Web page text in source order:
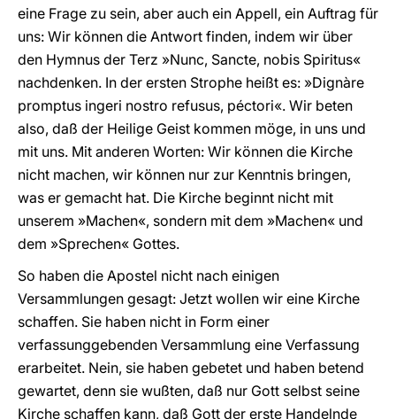
eine Frage zu sein, aber auch ein Appell, ein Auftrag für
uns: Wir können die Antwort finden, indem wir über
den Hymnus der Terz »Nunc, Sancte, nobis Spiritus«
nachdenken. In der ersten Strophe heißt es: »Dignàre
promptus ingeri nostro refusus, péctori«. Wir beten
also, daß der Heilige Geist kommen möge, in uns und
mit uns. Mit anderen Worten: Wir können die Kirche
nicht machen, wir können nur zur Kenntnis bringen,
was er gemacht hat. Die Kirche beginnt nicht mit
unserem »Machen«, sondern mit dem »Machen« und
dem »Sprechen« Gottes.
So haben die Apostel nicht nach einigen
Versammlungen gesagt: Jetzt wollen wir eine Kirche
schaffen. Sie haben nicht in Form einer
verfassunggebenden Versammlung eine Verfassung
erarbeitet. Nein, sie haben gebetet und haben betend
gewartet, denn sie wußten, daß nur Gott selbst seine
Kirche schaffen kann, daß Gott der erste Handelnde